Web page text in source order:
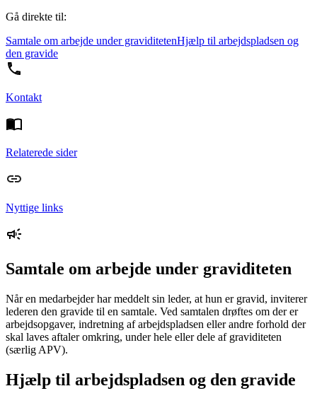
Gå direkte til:
Samtale om arbejde under graviditetenHjælp til arbejdspladsen og
den gravide
Kontakt
Relaterede sider
Nyttige links
Samtale om arbejde under graviditeten
Når en medarbejder har meddelt sin leder, at hun er gravid, inviterer
lederen den gravide til en samtale. Ved samtalen drøftes om der er
arbejdsopgaver, indretning af arbejdspladsen eller andre forhold der
skal laves aftaler omkring, under hele eller dele af graviditeten
(særlig APV).
Hjælp til arbejdspladsen og den gravide